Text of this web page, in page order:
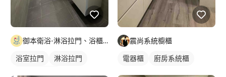
御本衛浴-淋浴拉門、浴櫃客製化設計
浴室拉門
淋浴拉門
震尚系統櫥櫃
電器櫃 廚房系統櫃